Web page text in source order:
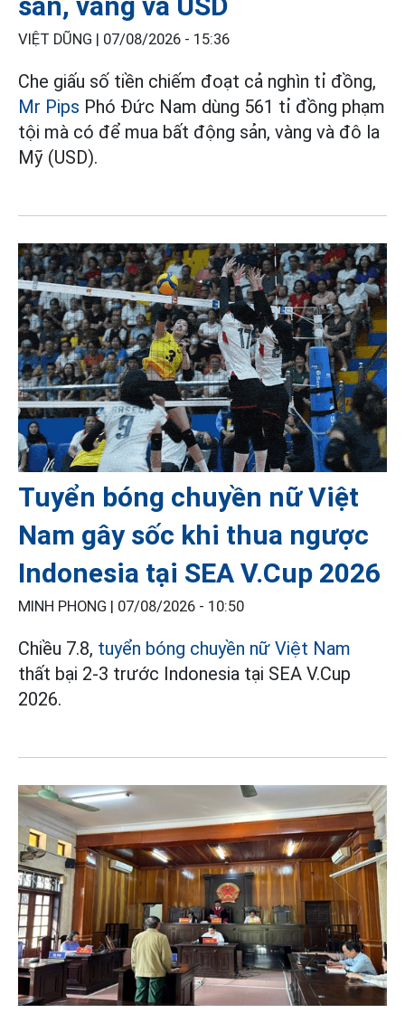
VIỆT DŨNG | 07/08/2026 - 15:36
Che giấu số tiền chiếm đoạt cả nghìn tỉ đồng,
Mr Pips Phó Đức Nam dùng 561 tỉ đồng phạm
tội mà có để mua bất động sản, vàng và đô la
Mỹ (USD).
Tuyển bóng chuyền nữ Việt
Nam gây sốc khi thua ngược
Indonesia tại SEA V.Cup 2026
MINH PHONG | 07/08/2026 - 10:50
Chiều 7.8, tuyển bóng chuyền nữ Việt Nam
thất bại 2-3 trước Indonesia tại SEA V.Cup
2026.